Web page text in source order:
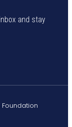
and stay